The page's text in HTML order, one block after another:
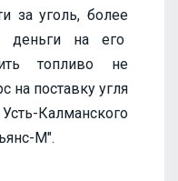
за уголь, более
на его
топливо не
на поставку угля
Калманского
М".